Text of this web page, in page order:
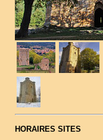
HORAIRES SITES